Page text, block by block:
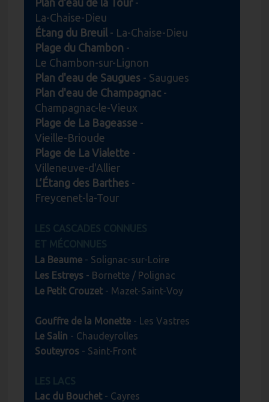
Plan d'eau de la Tour-
La-Chaise-Dieu
Étang du Breuil - La-Chaise-Dieu
Plage du Chambon -
Le Chambon-sur-Lignon
Plan d'eau de Saugues- Saugues
Plan d'eau de Champagnac-
Champagnac-le-Vieux
Plage de La Bageasse -
Vieille-Brioude
Plage de La Vialette -
Villeneuve-d'Allier
L’Étang des Barthes-
Freycenet-la-Tour
La Beaume- Solignac-sur-Loire
Les Estreys- Bornette / Polignac
Le Petit Crouzet- Mazet-Saint-Voy
Gouffre de la Monette- Les Vastres
Le Salin - Chaudeyrolles
Souteyros- Saint-Front
Lac du Bouchet- Cayres